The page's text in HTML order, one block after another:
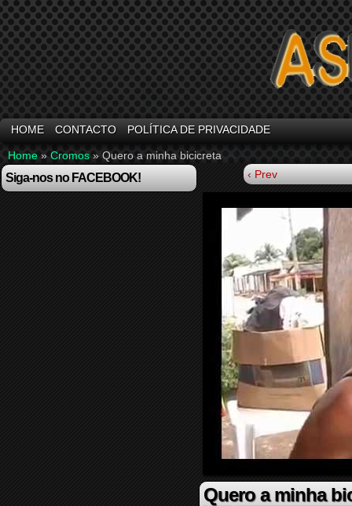
HOME CONTACTO POLÍTICA DE PRIVACIDADE
Home » Cromos » Quero a minha bicicreta
Siga-nos no FACEBOOK! ‹ Prev
Quero a minha